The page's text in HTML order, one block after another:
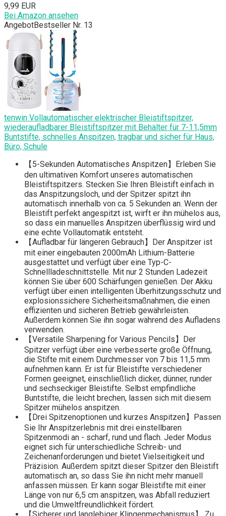
9,99 EUR
Bei Amazon ansehen
AngebotBestseller Nr. 13
tenwin Vollautomatischer elektrischer Bleistiftspitzer,
wiederaufladbarer Bleistiftspitzer mit Behälter für 7-11,5mm
Buntstifte, schnelles Anspitzen, tragbar und sicher für Haus,
Büro, Schule
【5-Sekunden Automatisches Anspitzen】Erleben Sie
den ultimativen Komfort unseres automatischen
Bleistiftspitzers. Stecken Sie Ihren Bleistift einfach in
das Anspitzungsloch, und der Spitzer spitzt ihn
automatisch innerhalb von ca. 5 Sekunden an. Wenn der
Bleistift perfekt angespitzt ist, wirft er ihn mühelos aus,
so dass ein manuelles Anspitzen überflüssig wird und
eine echte Vollautomatik entsteht.
【Aufladbar für längeren Gebrauch】Der Anspitzer ist
mit einer eingebauten 2000mAh Lithium-Batterie
ausgestattet und verfügt über eine Typ-C-
Schnellladeschnittstelle. Mit nur 2 Stunden Ladezeit
können Sie über 600 Schärfungen genießen. Der Akku
verfügt über einen intelligenten Überhitzungsschutz und
explosionssichere Sicherheitsmaßnahmen, die einen
effizienten und sicheren Betrieb gewährleisten.
Außerdem können Sie ihn sogar während des Aufladens
verwenden.
【Versatile Sharpening for Various Pencils】Der
Spitzer verfügt über eine verbesserte große Öffnung,
die Stifte mit einem Durchmesser von 7 bis 11,5 mm
aufnehmen kann. Er ist für Bleistifte verschiedener
Formen geeignet, einschließlich dicker, dünner, runder
und sechseckiger Bleistifte. Selbst empfindliche
Buntstifte, die leicht brechen, lassen sich mit diesem
Spitzer mühelos anspitzen.
【Drei Spitzenoptionen und kurzes Anspitzen】Passen
Sie Ihr Anspitzerlebnis mit drei einstellbaren
Spitzenmodi an - scharf, rund und flach. Jeder Modus
eignet sich für unterschiedliche Schreib- und
Zeichenanforderungen und bietet Vielseitigkeit und
Präzision. Außerdem spitzt dieser Spitzer den Bleistift
automatisch an, so dass Sie ihn nicht mehr manuell
anfassen müssen. Er kann sogar Bleistifte mit einer
Länge von nur 6,5 cm anspitzen, was Abfall reduziert
und die Umweltfreundlichkeit fördert.